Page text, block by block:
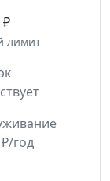
₽
лимит
год